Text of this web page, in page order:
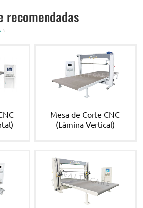
recomendadas
Mesa de Corte CNC
(Lâmina Vertical)